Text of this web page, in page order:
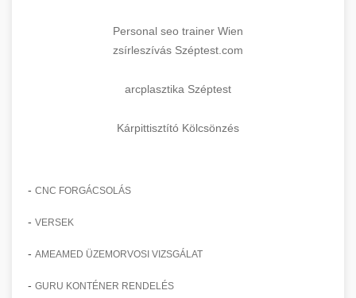
Personal seo trainer Wien
zsírleszívás Széptest.com
arcplasztika Széptest
Kárpittisztító Kölcsönzés
- CNC FORGÁCSOLÁS
- VERSEK
- AMEAMED ÜZEMORVOSI VIZSGÁLAT
- GURU KONTÉNER RENDELÉS